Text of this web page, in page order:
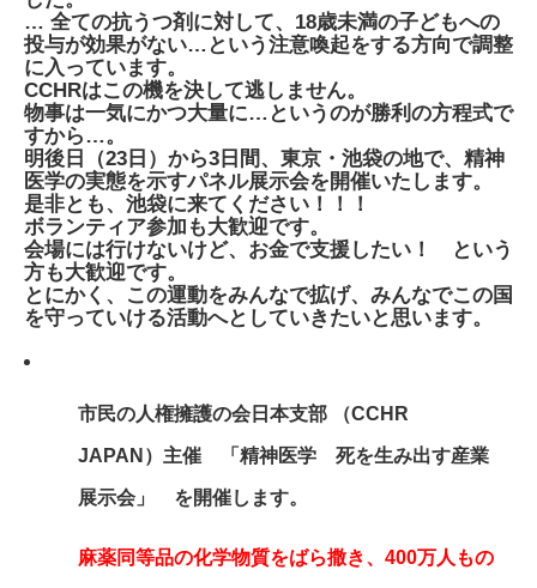
… 全ての抗うつ剤に対して、18歳未満の子どもへの
投与が効果がない…という注意喚起をする方向で調整
に入っています。
CCHRはこの機を決して逃しません。
物事は一気にかつ大量に…というのが勝利の方程式で
すから…。
明後日（23日）から3日間、東京・池袋の地で、精神
医学の実態を示すパネル展示会を開催いたします。
是非とも、池袋に来てください！！！
ボランティア参加も大歓迎です。
会場には行けないけど、お金で支援したい！ という
方も大歓迎です。
とにかく、この運動をみんなで拡げ、みんなでこの国
を守っていける活動へとしていきたいと思います。
市民の人権擁護の会日本支部 （CCHR
JAPAN）主催 「精神医学 死を生み出す産業
展示会」 を開催します。
麻薬同等品の化学物質をばら撒き、400万人もの